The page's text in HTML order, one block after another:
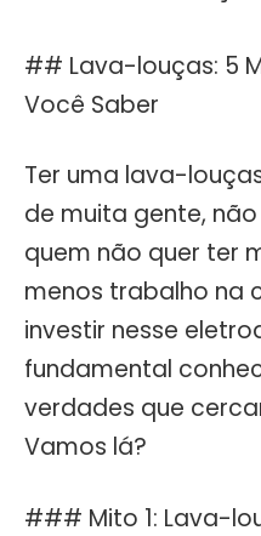
## Lava-louças: 5
Você Saber
Ter uma lava-
de muita gente,
quem não quer ter
menos trabalho na
investir nesse
fundamental
verdades que
Vamos lá?
### Mito 1: Lava-